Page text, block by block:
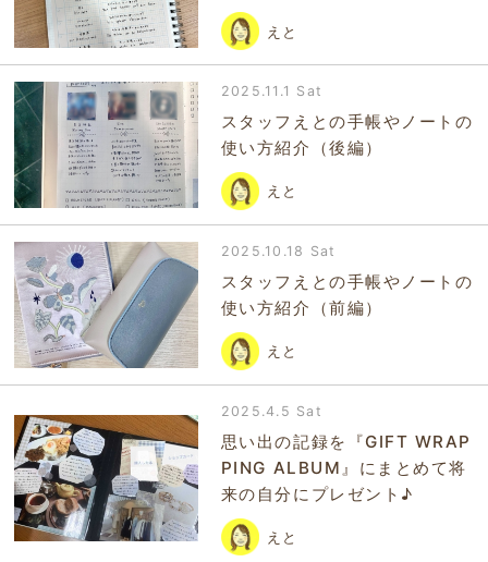
えと
2025.11.1 Sat
スタッフえとの手帳やノートの
使い方紹介（後編）
えと
2025.10.18 Sat
スタッフえとの手帳やノートの
使い方紹介（前編）
えと
2025.4.5 Sat
思い出の記録を『GIFT WRAP
PING ALBUM』にまとめて将
来の自分にプレゼント♪
えと